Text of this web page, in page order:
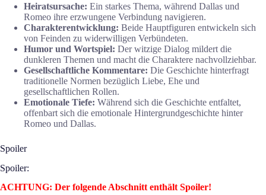
Heiratsursache: Ein starkes Thema, während Dallas und
Romeo ihre erzwungene Verbindung navigieren.
Charakterentwicklung: Beide Hauptfiguren entwickeln sich
von Feinden zu widerwilligen Verbündeten.
Humor und Wortspiel: Der witzige Dialog mildert die
dunkleren Themen und macht die Charaktere nachvollziehbar.
Gesellschaftliche Kommentare: Die Geschichte hinterfragt
traditionelle Normen bezüglich Liebe, Ehe und
gesellschaftlichen Rollen.
Emotionale Tiefe: Während sich die Geschichte entfaltet,
offenbart sich die emotionale Hintergrundgeschichte hinter
Romeo und Dallas.
Spoiler
Spoiler:
ACHTUNG: Der folgende Abschnitt enthält Spoiler!